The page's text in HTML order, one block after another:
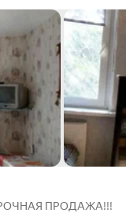
ПРОДАЖА!!!